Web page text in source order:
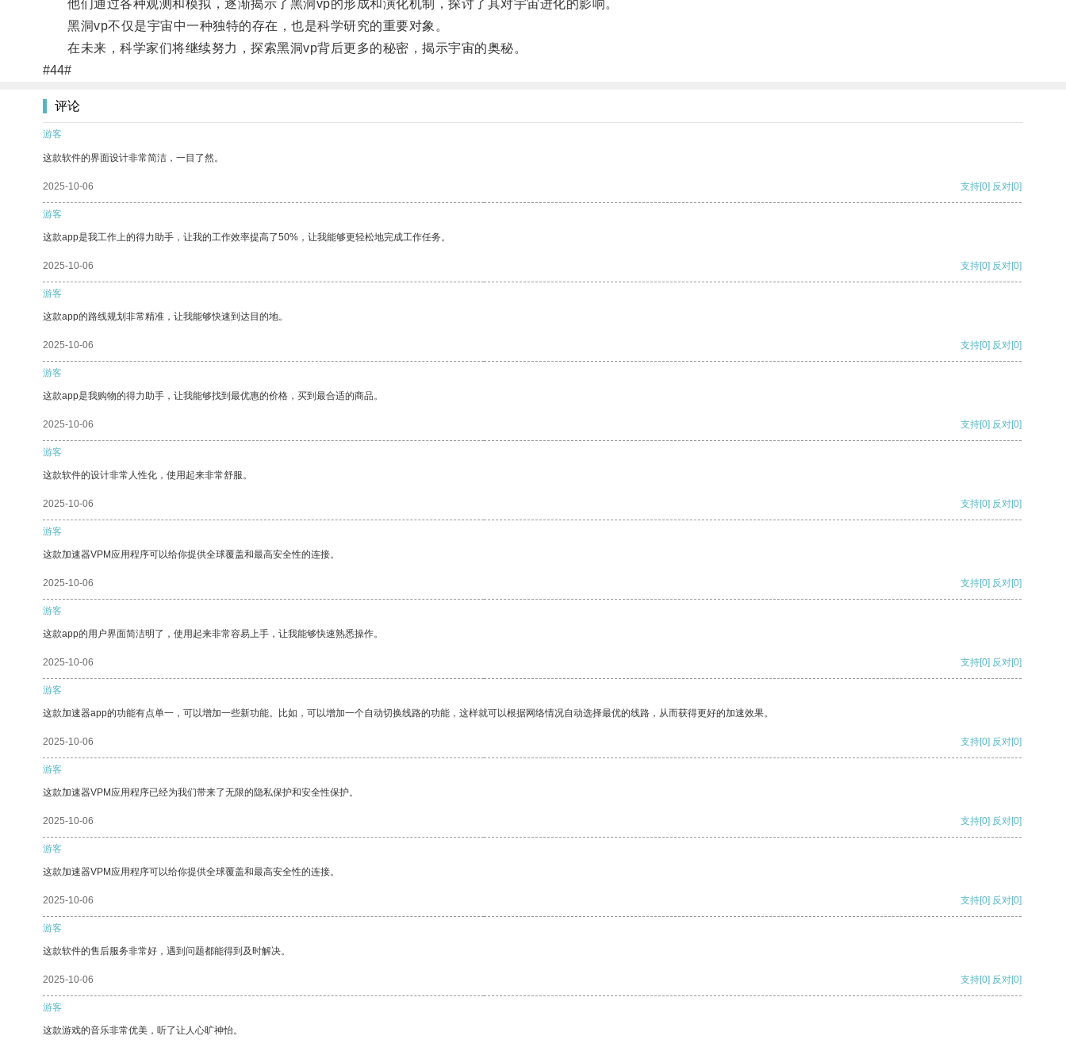
他们通过各种观测和模拟，逐渐揭示了黑洞vp的形成和演化机制，探讨了其对宇宙进化的影响。
黑洞vp不仅是宇宙中一种独特的存在，也是科学研究的重要对象。
在未来，科学家们将继续努力，探索黑洞vp背后更多的秘密，揭示宇宙的奥秘。
#44#
评论
游客
这款软件的界面设计非常简洁，一目了然。
2025-10-06 支持[0] 反对[0]
游客
这款app是我工作上的得力助手，让我的工作效率提高了50%，让我能够更轻松地完成工作任务。
2025-10-06 支持[0] 反对[0]
游客
这款app的路线规划非常精准，让我能够快速到达目的地。
2025-10-06 支持[0] 反对[0]
游客
这款app是我购物的得力助手，让我能够找到最优惠的价格，买到最合适的商品。
2025-10-06 支持[0] 反对[0]
游客
这款软件的设计非常人性化，使用起来非常舒服。
2025-10-06 支持[0] 反对[0]
游客
这款加速器VPM应用程序可以给你提供全球覆盖和最高安全性的连接。
2025-10-06 支持[0] 反对[0]
游客
这款app的用户界面简洁明了，使用起来非常容易上手，让我能够快速熟悉操作。
2025-10-06 支持[0] 反对[0]
游客
这款加速器app的功能有点单一，可以增加一些新功能。比如，可以增加一个自动切换线路的功能，这样就可以根据网络情况自动选择最优的线路，从而获得更好的加速效果。
2025-10-06 支持[0] 反对[0]
游客
这款加速器VPM应用程序已经为我们带来了无限的隐私保护和安全性保护。
2025-10-06 支持[0] 反对[0]
游客
这款加速器VPM应用程序可以给你提供全球覆盖和最高安全性的连接。
2025-10-06 支持[0] 反对[0]
游客
这款软件的售后服务非常好，遇到问题都能得到及时解决。
2025-10-06 支持[0] 反对[0]
游客
这款游戏的音乐非常优美，听了让人心旷神怡。